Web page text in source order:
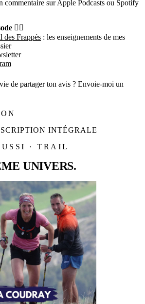
commentaire sur Apple Podcasts ou Spotify
👇🏼
des Frappés : les enseignements de mes
de partager ton avis ? Envoie-moi un
INTÉGRALE
· TRAIL
UNIVERS.